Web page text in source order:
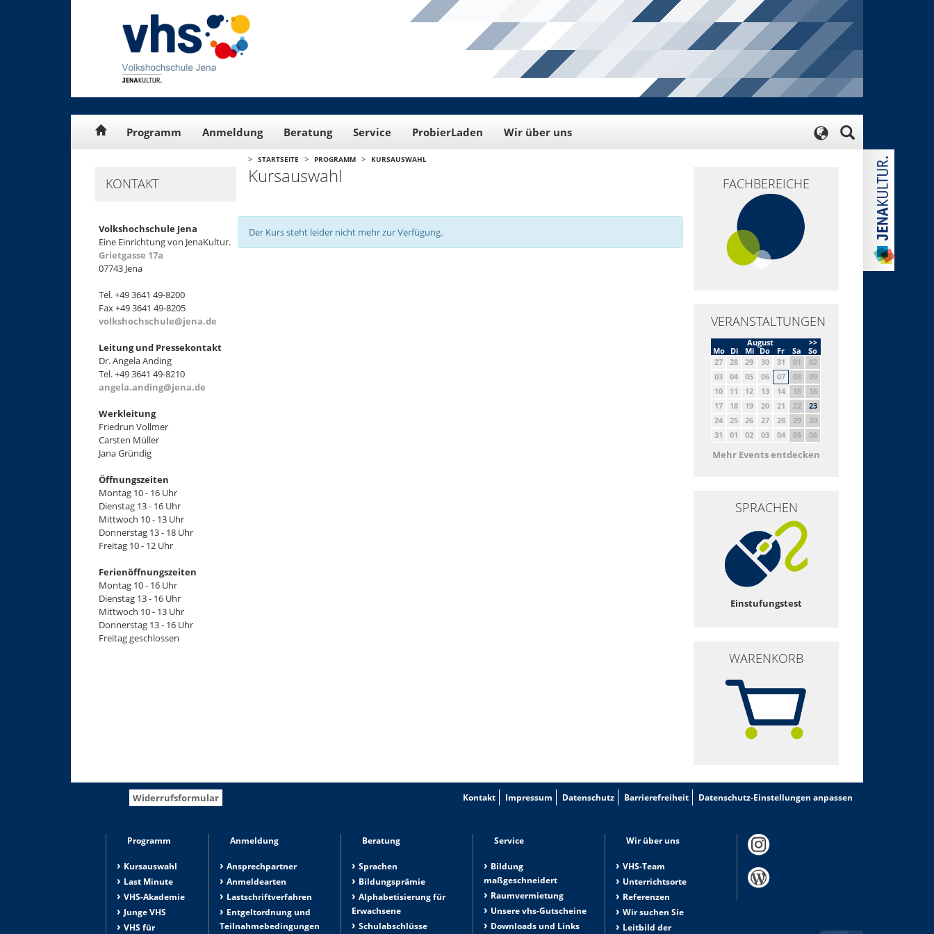
Programm Anmeldung Beratung Service ProbierLaden Wir über uns
KONTAKT
Volkshochschule Jena
Eine Einrichtung von JenaKultur.
Grietgasse 17a
07743 Jena
Tel. +49 3641 49-8200
Fax +49 3641 49-8205
volkshochschule@jena.de
Leitung und Pressekontakt
Dr. Angela Anding
Tel. +49 3641 49-8210
angela.anding@jena.de
Werkleitung
Friedrun Vollmer
Carsten Müller
Jana Gründig
Öffnungszeiten
Montag 10 - 16 Uhr
Dienstag 13 - 16 Uhr
Mittwoch 10 - 13 Uhr
Donnerstag 13 - 18 Uhr
Freitag 10 - 12 Uhr
Ferienöffnungszeiten
Montag 10 - 16 Uhr
Dienstag 13 - 16 Uhr
Mittwoch 10 - 13 Uhr
Donnerstag 13 - 16 Uhr
Freitag geschlossen
> STARTSEITE > PROGRAMM > KURSAUSWAHL
Kursauswahl
Der Kurs steht leider nicht mehr zur Verfügung.
FACHBEREICHE
VERANSTALTUNGEN
>>
August
Mo
Di Mi Do Fr Sa
So
27
28 29 30 31 01
02
03
04 05 06 07 08
09
10
11 12 13 14 15
16
17
18 19 20 21 22
23
24
25 26 27 28 29
30
31
01 02 03 04 05 06
Mehr Events entdecken
SPRACHEN
Einstufungstest
WARENKORB
Widerrufsformular Kontakt Impressum Datenschutz Barrierefreiheit Datenschutz-Einstellungen anpassen
Programm
Kursauswahl
Last Minute
VHS-Akademie
Junge VHS
VHS für
Anmeldung
Ansprechpartner
Anmeldearten
Lastschriftverfahren
Entgeltordnung und
Teilnahmebedingungen
Beratung
Sprachen
Bildungsprämie
Alphabetisierung für
Erwachsene
Schulabschlüsse
Service
Bildung
maßgeschneidert
Raumvermietung
Unsere vhs-Gutscheine
Downloads und Links
Wir über uns
VHS-Team
Unterrichtsorte
Referenzen
Wir suchen Sie
Leitbild der